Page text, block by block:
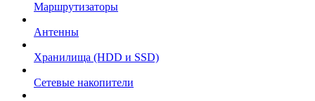
Маршрутизаторы
Антенны
Хранилища (HDD и SSD)
Сетевые накопители